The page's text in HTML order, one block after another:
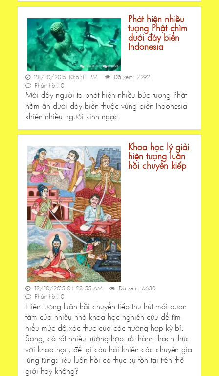
Phát hiện nhiều
tượng Phật chìm
dưới đáy biển
Indonesia
28/10/2015 10:51:11 PM
Đã xem: 7292
Phản hồi: 0
Mới đây người ta phát hiện nhiều bức tượng Phật
nằm ẩn dưới đáy biển thuộc vùng biển Indonesia
khiến nhiều người kinh ngạc.
Khoa học lý giải
hiện tượng luân
hồi chuyển kiếp
12/10/2015 04:28:55 AM
Đã xem: 6630
Phản hồi: 0
Hiện tượng luân hồi chuyển tiếp thu hút mối quan
tâm của nhiều nhà khoa học nghiên cứu để tìm
hiểu mức độ xác thực của các trường hợp kỳ bí.
Song, có rất nhiều trường hợp trở thành thách thức
với khoa học, để lại câu hỏi khiến các chuyên gia
lúng túng: liệu luân hồi có thực sự tồn tại trên thế
giới hay không?